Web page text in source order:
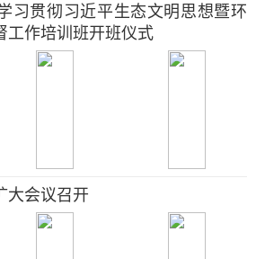
习贯彻习近平生态文明思想暨环
工作培训班开班仪式
大会议召开